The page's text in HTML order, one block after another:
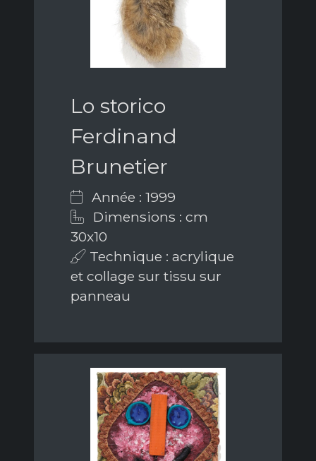
Lo storico
Ferdinand
Brunetier
Année : 1999
Dimensions : cm
30x10
Technique : acrylique
et collage sur tissu sur
panneau